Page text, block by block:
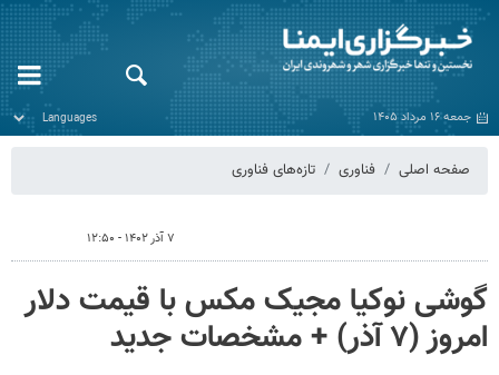
جمعه ۱۶ مرداد ۱۴۰۵
صفحه اصلی فناوری تازه‌های فناوری
۷ آذر ۱۴۰۲ - ۱۲:۵۰
گوشی نوکیا مجیک مکس با قیمت دلار
امروز (۷ آذر) + مشخصات جدید